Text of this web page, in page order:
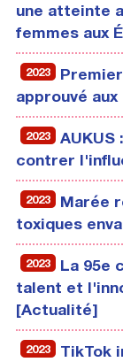
une atteinte
femmes aux
2023
approuvé
2023
contrer
2023
Marée
toxiques
2023
La 95e
talent et
[Actualité]
2023
TikTok